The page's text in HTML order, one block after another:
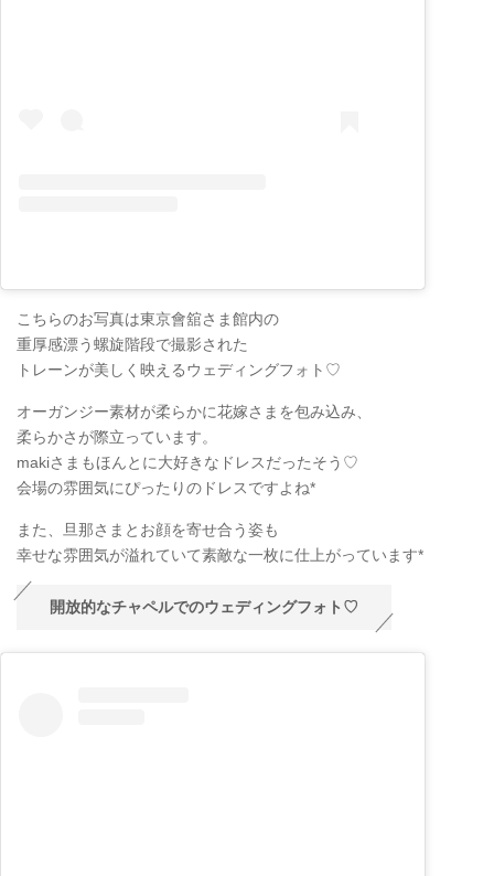
こちらのお写真は東京會舘さま館内の
重厚感漂う螺旋階段で撮影された
トレーンが美しく映えるウェディングフォト♡
オーガンジー素材が柔らかに花嫁さまを包み込み、
柔らかさが際立っています。
makiさまもほんとに大好きなドレスだったそう♡
会場の雰囲気にぴったりのドレスですよね*
また、旦那さまとお顔を寄せ合う姿も
幸せな雰囲気が溢れていて素敵な一枚に仕上がっています*
開放的なチャペルでのウェディングフォト♡